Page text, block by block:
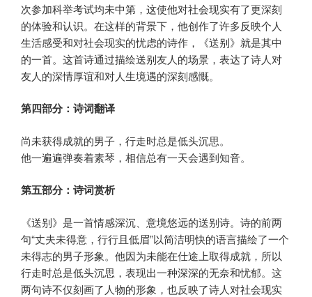
次参加科举考试均未中第，这使他对社会现实有了更深刻
的体验和认识。在这样的背景下，他创作了许多反映个人
生活感受和对社会现实的忧虑的诗作，《送别》就是其中
的一首。这首诗通过描绘送别友人的场景，表达了诗人对
友人的深情厚谊和对人生境遇的深刻感慨。
第四部分：诗词翻译
尚未获得成就的男子，行走时总是低头沉思。
他一遍遍弹奏着素琴，相信总有一天会遇到知音。
第五部分：诗词赏析
《送别》是一首情感深沉、意境悠远的送别诗。诗的前两
句“丈夫未得意，行行且低眉”以简洁明快的语言描绘了一个
未得志的男子形象。他因为未能在仕途上取得成就，所以
行走时总是低头沉思，表现出一种深深的无奈和忧郁。这
两句诗不仅刻画了人物的形象，也反映了诗人对社会现实